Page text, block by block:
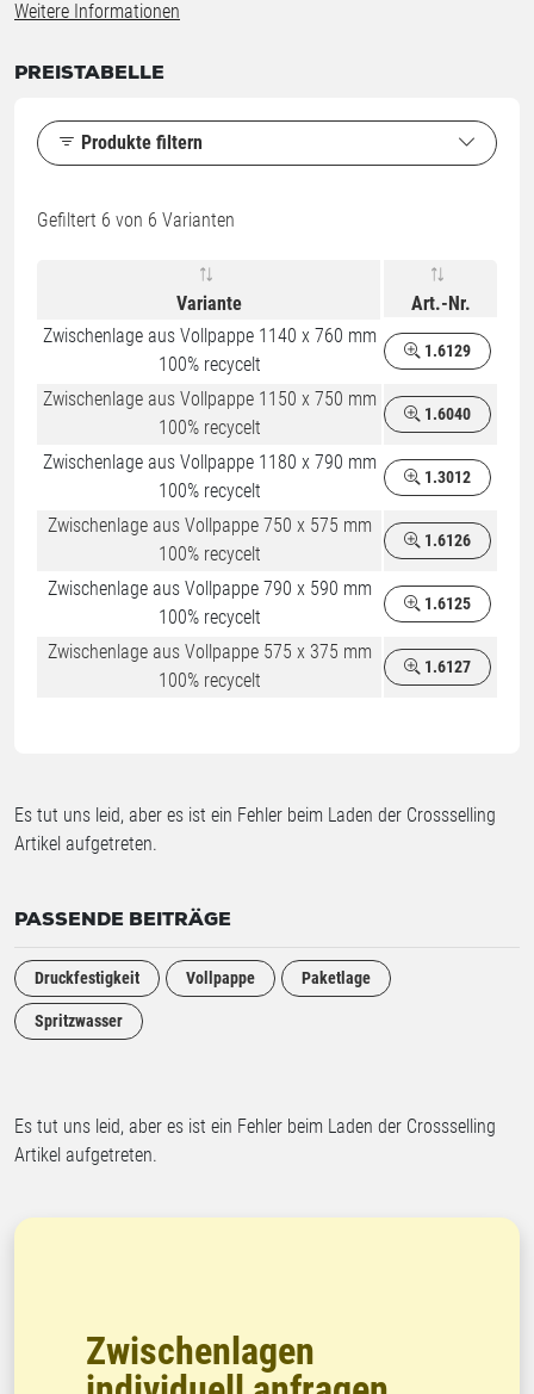
Weitere Informationen
PREISTABELLE
Produkte filtern
Gefiltert 6 von 6 Varianten
Variante
Art.-Nr.
Zwischenlage aus Vollpappe 1140 x 760 mm
100% recycelt
1.6129
Zwischenlage aus Vollpappe 1150 x 750 mm
100% recycelt
1.6040
Zwischenlage aus Vollpappe 1180 x 790 mm
100% recycelt
1.3012
Zwischenlage aus Vollpappe 750 x 575 mm
100% recycelt
1.6126
Zwischenlage aus Vollpappe 790 x 590 mm
100% recycelt
1.6125
Zwischenlage aus Vollpappe 575 x 375 mm
100% recycelt
1.6127
Es tut uns leid, aber es ist ein Fehler beim Laden der Crossselling
Artikel aufgetreten.
PASSENDE BEITRÄGE
Druckfestigkeit Vollpappe Paketlage
Spritzwasser
Es tut uns leid, aber es ist ein Fehler beim Laden der Crossselling
Artikel aufgetreten.
Zwischenlagen